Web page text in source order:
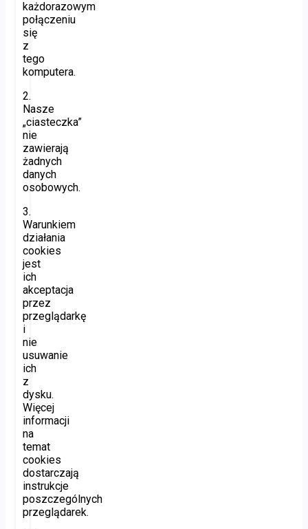
każdorazowym
połączeniu
się
z
tego
komputera.
2.
Nasze
„ciasteczka”
nie
zawierają
żadnych
danych
osobowych.
3.
Warunkiem
działania
cookies
jest
ich
akceptacja
przez
przeglądarkę
i
nie
usuwanie
ich
z
dysku.
Więcej
informacji
na
temat
cookies
dostarczają
instrukcje
poszczególnych
przeglądarek.